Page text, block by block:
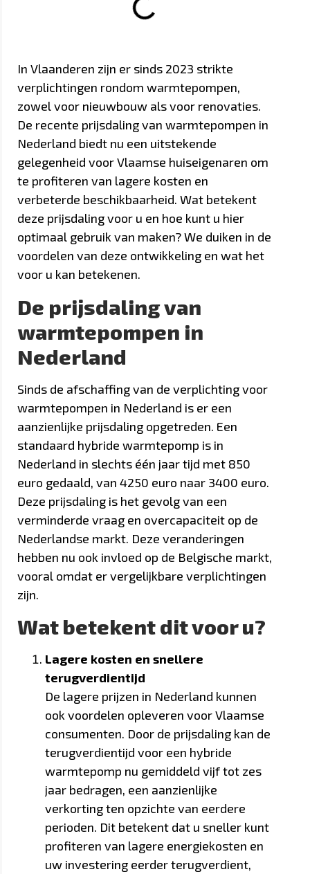
In Vlaanderen zijn er sinds 2023 strikte
verplichtingen rondom warmtepompen,
zowel voor nieuwbouw als voor renovaties.
De recente prijsdaling van warmtepompen in
Nederland biedt nu een uitstekende
gelegenheid voor Vlaamse huiseigenaren om
te profiteren van lagere kosten en
verbeterde beschikbaarheid. Wat betekent
deze prijsdaling voor u en hoe kunt u hier
optimaal gebruik van maken? We duiken in de
voordelen van deze ontwikkeling en wat het
voor u kan betekenen.
De prijsdaling van
warmtepompen in
Nederland
Sinds de afschaffing van de verplichting voor
warmtepompen in Nederland is er een
aanzienlijke prijsdaling opgetreden. Een
standaard hybride warmtepomp is in
Nederland in slechts één jaar tijd met 850
euro gedaald, van 4250 euro naar 3400 euro.
Deze prijsdaling is het gevolg van een
verminderde vraag en overcapaciteit op de
Nederlandse markt. Deze veranderingen
hebben nu ook invloed op de Belgische markt,
vooral omdat er vergelijkbare verplichtingen
zijn.
Wat betekent dit voor u?
Lagere kosten en snellere
terugverdientijd
De lagere prijzen in Nederland kunnen
ook voordelen opleveren voor Vlaamse
consumenten. Door de prijsdaling kan de
terugverdientijd voor een hybride
warmtepomp nu gemiddeld vijf tot zes
jaar bedragen, een aanzienlijke
verkorting ten opzichte van eerdere
perioden. Dit betekent dat u sneller kunt
profiteren van lagere energiekosten en
uw investering eerder terugverdient,